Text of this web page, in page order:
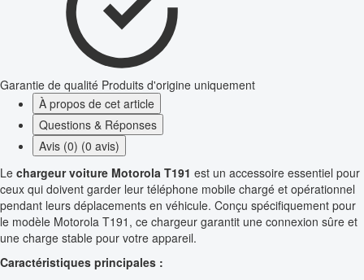
Garantie de qualité Produits d'origine uniquement
À propos de cet article
Questions & Réponses
Avis (0) (0 avis)
Le chargeur voiture Motorola T191 est un accessoire essentiel pour
ceux qui doivent garder leur téléphone mobile chargé et opérationnel
pendant leurs déplacements en véhicule. Conçu spécifiquement pour
le modèle Motorola T191, ce chargeur garantit une connexion sûre et
une charge stable pour votre appareil.
Caractéristiques principales :